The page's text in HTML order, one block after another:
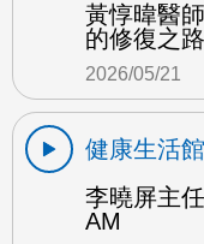
黃惇暐醫
的修復之
2026/05/21
健康生活館
李曉屏主
AM